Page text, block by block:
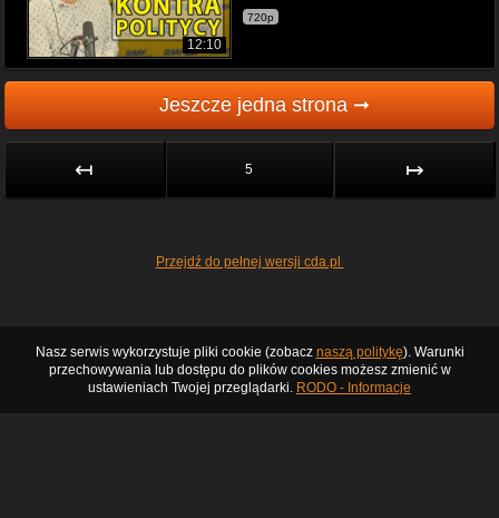
12:10
720p
Jeszcze jedna strona ➞
↤ 5 ↦
Przejdź do pełnej wersji cda.pl
Nasz serwis wykorzystuje pliki cookie (zobacz naszą politykę). Warunki
przechowywania lub dostępu do plików cookies możesz zmienić w
ustawieniach Twojej przeglądarki. RODO - Informacje